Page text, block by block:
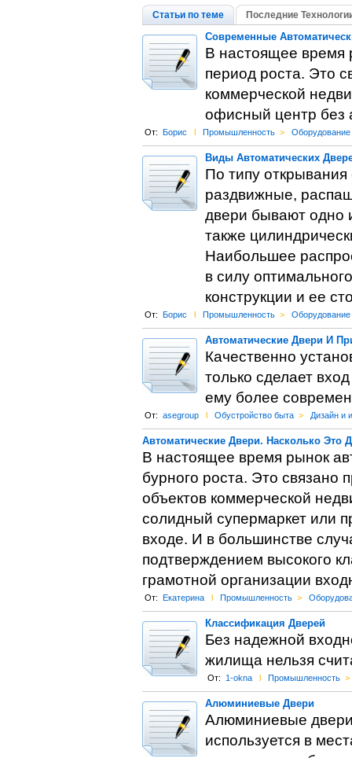
Статьи по теме Последние
Современные
В настоящее время
период роста. Это
коммерческой
офисный центр без
От: Борис l Промышленность > Оборудование
Виды Автоматических
По типу
раздвижные,
двери бывают одно
также
Наибольшее
в силу
конструкции и ее
От: Борис l Промышленность > Оборудование
Автоматические Двери И
Качественно
только сделает
ему более
От: asegroup l Обустройство быта > Дизайн и
Автоматические Двери. Насколько Это
В настоящее время рынок
бурного роста. Это связано
объектов коммерческой
солидный супермаркет или
входе. И в большинстве
подтверждением высокого
грамотной организации
От: Екатерина l Промышленность >
Классификация Дверей
Без надежной
жилища нельзя
От: 1-okna l Промышленность >
Алюминиевые Двери
Алюминиевые двери
используется в